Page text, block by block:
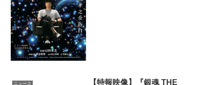
ニュース
【特報映像】『銀魂 THE